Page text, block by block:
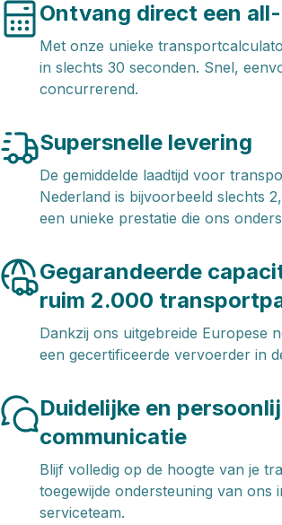
Ontvang direct een
Met onze unieke
in slechts 30 seconden. Snel,
concurrerend.
Supersnelle levering
De gemiddelde laadtijd voor
Nederland is bijvoorbeeld slechts
een unieke prestatie die ons
Gegarandeerde
ruim 2.000
Dankzij ons uitgebreide Europese
een gecertificeerde vervoerder in
Duidelijke en
communicatie
Blijf volledig op de hoogte van je
toegewijde ondersteuning van ons
serviceteam.